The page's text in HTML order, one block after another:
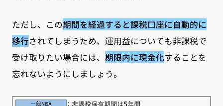
ただし、この期間を経過すると課税口座に自動的に
移行されてしまうため、運用益についても非課税で
受け取りたい場合には、 期限内に現金化することを
忘れないようにしましょう。